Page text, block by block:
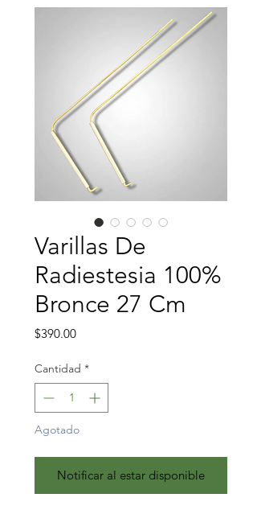
Varillas De
Radiestesia 100%
Bronce 27 Cm
$390.00Precio
Cantidad *
Agotado
Notificar al estar disponible